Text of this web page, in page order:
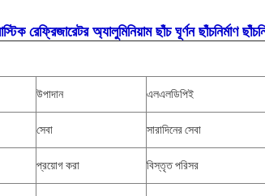
রেফ্রিজারেটর অ্যালুমিনিয়াম ছাঁচ ঘূর্ণন ছাঁচনির্মাণ
উপাদান এলএলডিপিই
সেবা সারাদিনের সেবা
প্রয়োগ করা বিস্তৃত পরিসর